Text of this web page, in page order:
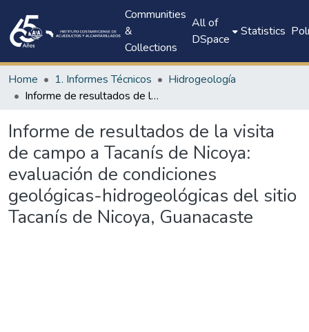
Communities
&
Collections
All of
DSpace
Statistics
Home 1. Informes Técnicos
Hidrogeología
Informe de resultados de la visita de campo a Tacanís de Nicoya: evaluación de condiciones geológicas-hidrogeológicas del sitio Tacanís de Nicoya, Guanacaste
Informe de resultados de la visita
de campo a Tacanís de Nicoya:
evaluación de condiciones
geológicas-hidrogeológicas del sitio
Tacanís de Nicoya, Guanacaste